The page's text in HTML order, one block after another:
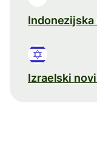
Indonezijska
Izraelski